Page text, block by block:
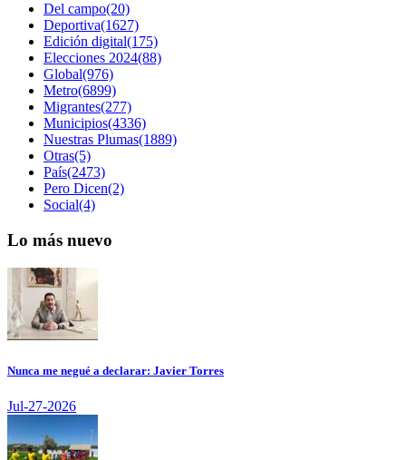
Del campo(20)
Deportiva(1627)
Edición digital(175)
Elecciones 2024(88)
Global(976)
Metro(6899)
Migrantes(277)
Municipios(4336)
Nuestras Plumas(1889)
Otras(5)
País(2473)
Pero Dicen(2)
Social(4)
Lo más nuevo
Nunca me negué a declarar: Javier Torres
Jul-27-2026